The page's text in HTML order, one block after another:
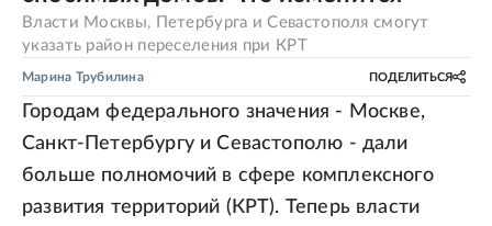
Власти Москвы, Петербурга и Севастополя смогут
указать район переселения при КРТ
Марина Трубилина ПОДЕЛИТЬСЯ
Городам федерального значения - Москве,
Санкт-Петербургу и Севастополю - дали
больше полномочий в сфере комплексного
развития территорий (КРТ). Теперь власти